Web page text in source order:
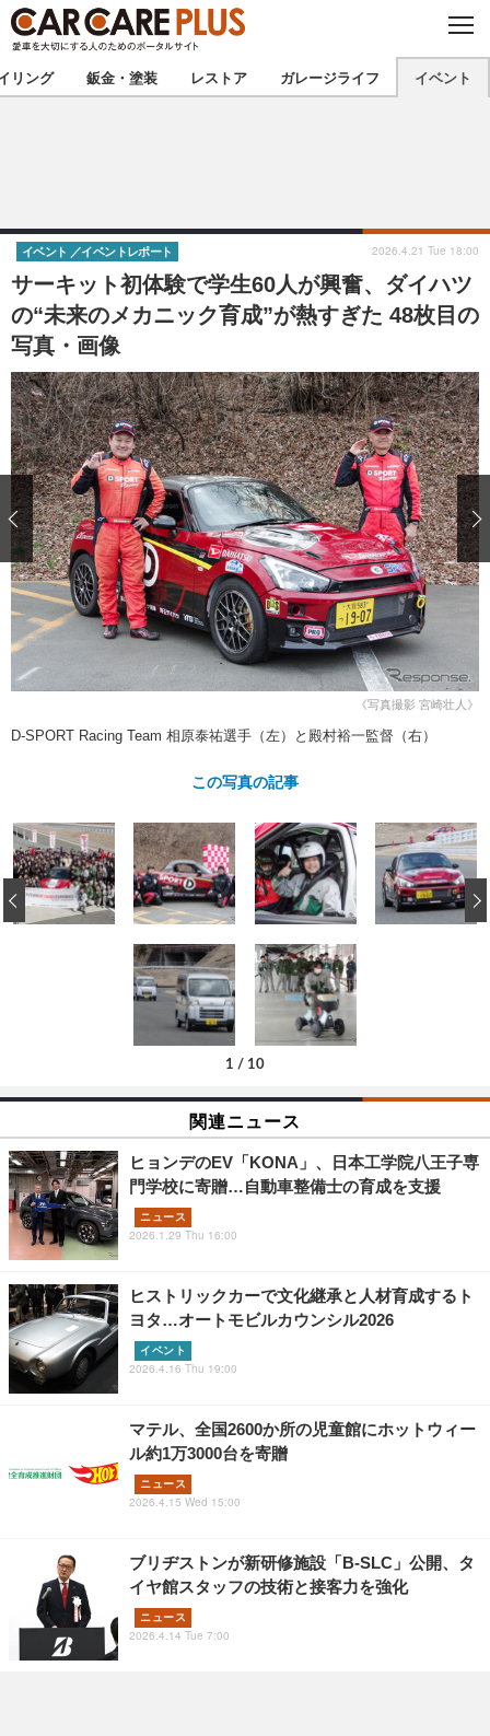
C
O
S
E
★カーケアプラス認定★ 厳選プロショップを地域から探す
甲信越 北陸
東海 関西
中国
九州 沖縄
注目の記事
ショップレポート 愛車 File
自動車豆知識 ストップ！不具合修理＆粗悪修理
鈑金・塗装
ディテイリング
ディテイリング 洗車
ヘッドライト磨き コーティング
フィルム・ラッピング
鈑金・塗装
小キズ直し 防錆
特集記事
ストップ 不具合修理＆粗悪修理
カーメーカー「旧車」関連プロジェ
クト
ショップ紹介
ショップレポート プロショップ検索
レストア
カーメーカー「旧車」関連プロジ
ェクト
コラム
イベント
リング 鈑金・塗装 レストア ガレージライフ イベント
サーキット初体験で学生60人が興奮、ダイハツ
の“未来のメカニック育成”が熱すぎた 48枚目の
写真・画像
イベント イベントレポート 2026.4.21 Tue 18:00
《写真撮影 宮崎壮人》
D-SPORT Racing Team 相原泰祐選手（左）と殿村裕一監督（右）
この写真の記事
1 / 10
‹
関連ニュース
ヒョンデのEV「KONA」、日本工学院八王子専
門学校に寄贈…自動車整備士の育成を支援
ニュース
2026.1.29 Thu 16:00
ヒストリックカーで文化継承と人材育成するト
ヨタ…オートモビルカウンシル2026
イベント
2026.4.16 Thu 19:00
マテル、全国2600か所の児童館にホットウィー
ル約1万3000台を寄贈
ニュース
2026.4.15 Wed 15:00
ブリヂストンが新研修施設「B-SLC」公開、タ
イヤ館スタッフの技術と接客力を強化
ニュース
2026.4.14 Tue 7:00